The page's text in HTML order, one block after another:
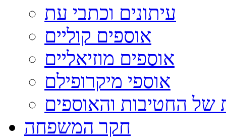
עיתונים וכתבי עת
אוספים קוליים
אוספים מוזיאליים
אוספי מיקרופילם
של החטיבות והאוספים
חקר המשפחה